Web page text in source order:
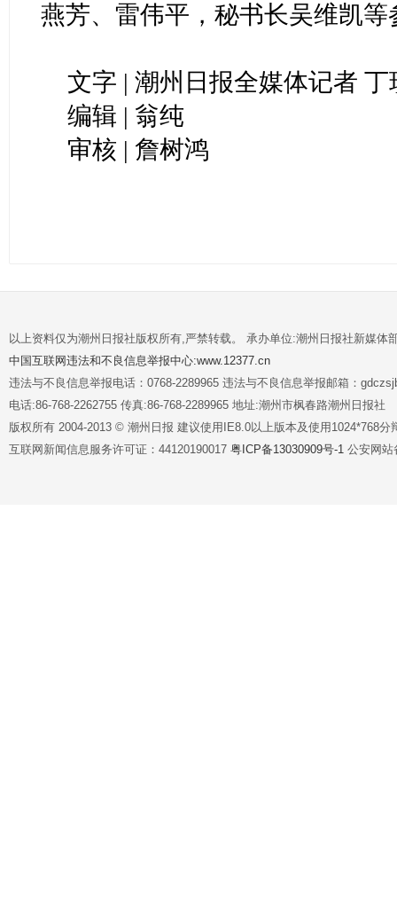
燕芳、雷伟平，秘书长吴维凯等
文字 | 潮州日报全媒体记者 丁
编辑 | 翁纯
审核 | 詹树鸿
以上资料仅为潮州日报社版权所有,严禁转载。 承办单位:潮州日报社新媒体
中国互联网违法和不良信息举报中心:www.12377.cn
违法与不良信息举报电话：0768-2289965 违法与不良信息举报邮箱：
电话:86-768-2262755 传真:86-768-2289965 地址:潮州市枫春路潮州日报社
版权所有 2004-2013 © 潮州日报 建议使用IE8.0以上版本及使用1024*768分
互联网新闻信息服务许可证：44120190017 粤ICP备13030909号-1 公安网站